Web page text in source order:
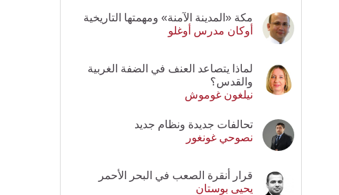
مكة «المدينة الآمنة» ومهمتها التاريخية
أوكان مدرس أوغلو
لماذا يتصاعد العنف في الضفة الغربية
والقدس؟
نيلغون غوموش
تحالفات جديدة ونظام جديد
نصوحي غونغور
قرار أنقرة الصعب في البحر الأحمر
يحيى بوستان